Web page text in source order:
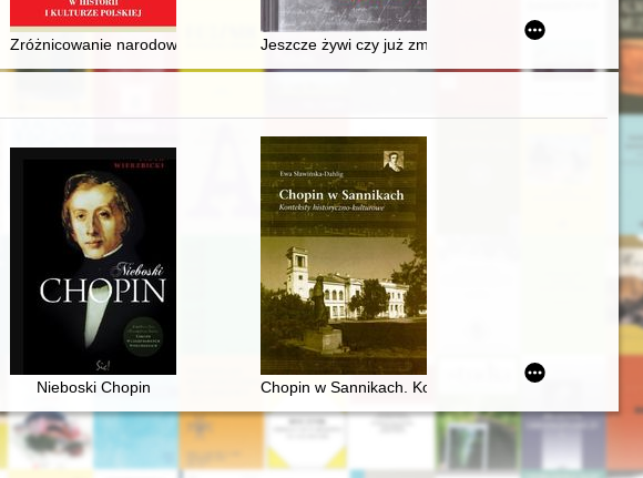
pt. "Dąbie" z Archiwum Getta Warszawy (tzw. Archiwum Ringelbluma)
Zróżnicowanie narodowościowe ludności Lwowa na początku XX w. w aspekcie teorii
Jeszcze żywi czy już zmarli? : dziewiętnastowieczne
1849]Nieboski Chopin Chopin w Sannikach. Konteksty historyczno-kulturowe